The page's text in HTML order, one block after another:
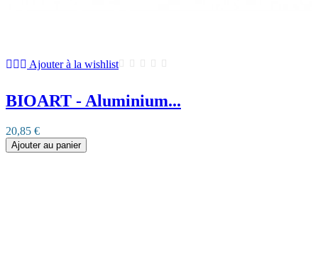
Ajouter à la wishlist
BIOART - Aluminium...
20,85 €
Ajouter au panier